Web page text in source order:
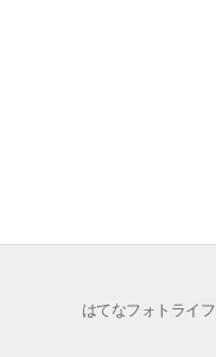
はてなフォトライフ